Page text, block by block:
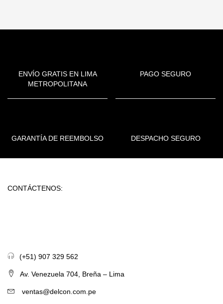
ENVÍO GRATIS EN LIMA
METROPOLITANA
PAGO SEGURO
GARANTÍA DE REEMBOLSO DESPACHO SEGURO
CONTÁCTENOS:
(+51) 907 329 562
Av. Venezuela 704, Breña – Lima
ventas@delcon.com.pe